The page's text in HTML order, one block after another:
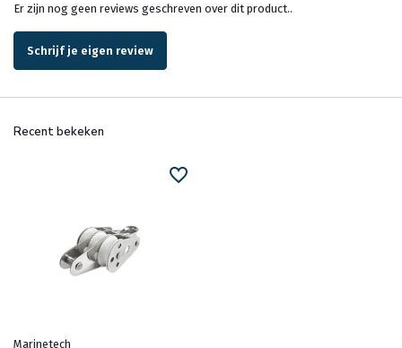
Er zijn nog geen reviews geschreven over dit product..
Schrijf je eigen review
Recent bekeken
Marinetech